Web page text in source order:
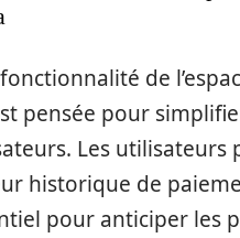
de
pensée pour
Les utilisateurs
historique de
pour anticiper les